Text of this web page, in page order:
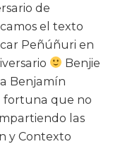
de
el texto
Peñúñuri en
Benjie
Benjamín
fortuna que no
las
y Contexto